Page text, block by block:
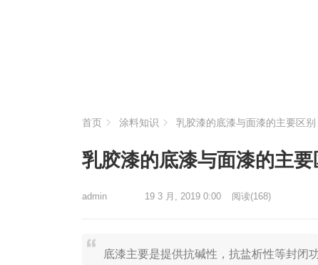
首页 涂料知识 乳胶漆的底漆与面漆的主要区
乳胶漆的底漆与面漆的主
admin 19 3 月, 2019 0:00 阅读(168)
底漆主要是提供抗碱性，抗盐析性等封闭